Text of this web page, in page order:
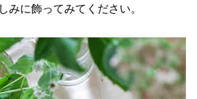
みに飾ってみてください。